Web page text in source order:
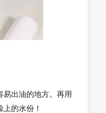
易出油的地方。再用
的水份！